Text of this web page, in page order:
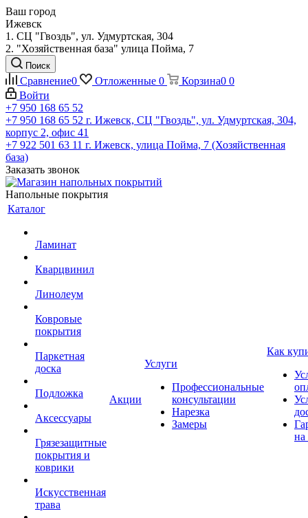
Ваш город
Ижевск
1. СЦ "Гвоздь", ул. Удмуртская, 304
2. "Хозяйственная база" улица Пойма, 7
Поиск
Сравнение0 Отложенные 0 Корзина0 0
Войти
+7 950 168 65 52
+7 950 168 65 52 г. Ижевск, СЦ "Гвоздь", ул. Удмуртская, 304,
корпус 2, офис 41
+7 922 501 63 11 г. Ижевск, улица Пойма, 7 (Хозяйственная
база)
Заказать звонок
Напольные покрытия
Каталог
Ламинат
Кварцвинил
Линолеум
Ковровые
покрытия
Паркетная
доска
Подложка
Аксессуары
Грязезащитные
покрытия и
коврики
Искусственная
трава
Акции
Услуги
Профессиональные
консультации
Нарезка
Замеры
Как
на